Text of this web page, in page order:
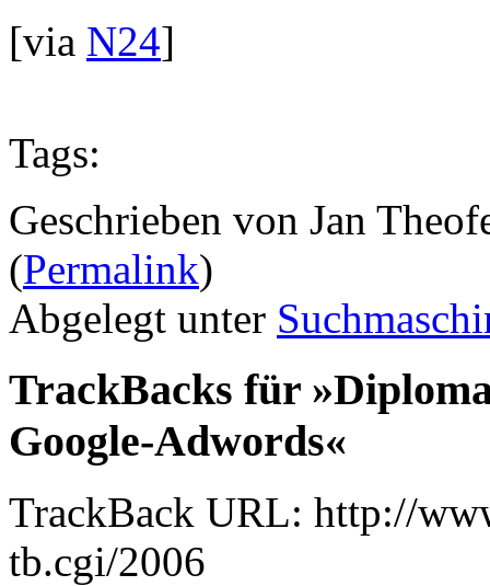
[via N24]
Tags:
Geschrieben von Jan
(Permalink)
Abgelegt unter
TrackBacks für
Google-Adwords«
TrackBack URL: http://
tb.cgi/2006